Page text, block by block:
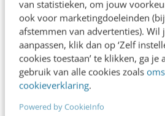
van statistieken, om jouw
ook voor marketingdoeleinden
afstemmen van advertenties). Wil
aanpassen, klik dan op ‘Zelf
cookies toestaan’ te klikken, ga je
gebruik van alle cookies zoals
cookieverklaring.
Powered by CookieInfo
Naast de
verhouding tussen de
Als een concurrent
succesvolle
minder succesvolle